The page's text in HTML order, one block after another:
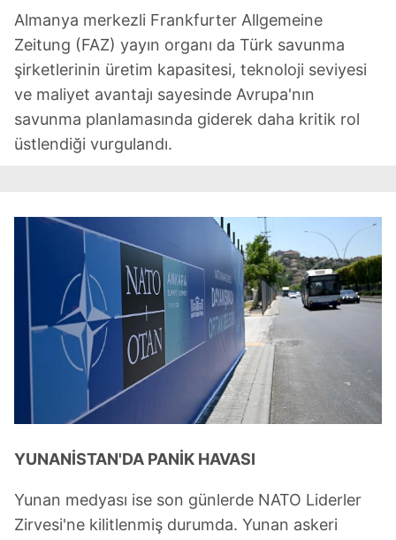
Almanya merkezli Frankfurter Allgemeine
Zeitung (FAZ) yayın organı da Türk savunma
şirketlerinin üretim kapasitesi, teknoloji seviyesi
ve maliyet avantajı sayesinde Avrupa'nın
savunma planlamasında giderek daha kritik rol
üstlendiği vurgulandı.
YUNANİSTAN'DA PANİK HAVASI
Yunan medyası ise son günlerde NATO Liderler
Zirvesi'ne kilitlenmiş durumda. Yunan askeri